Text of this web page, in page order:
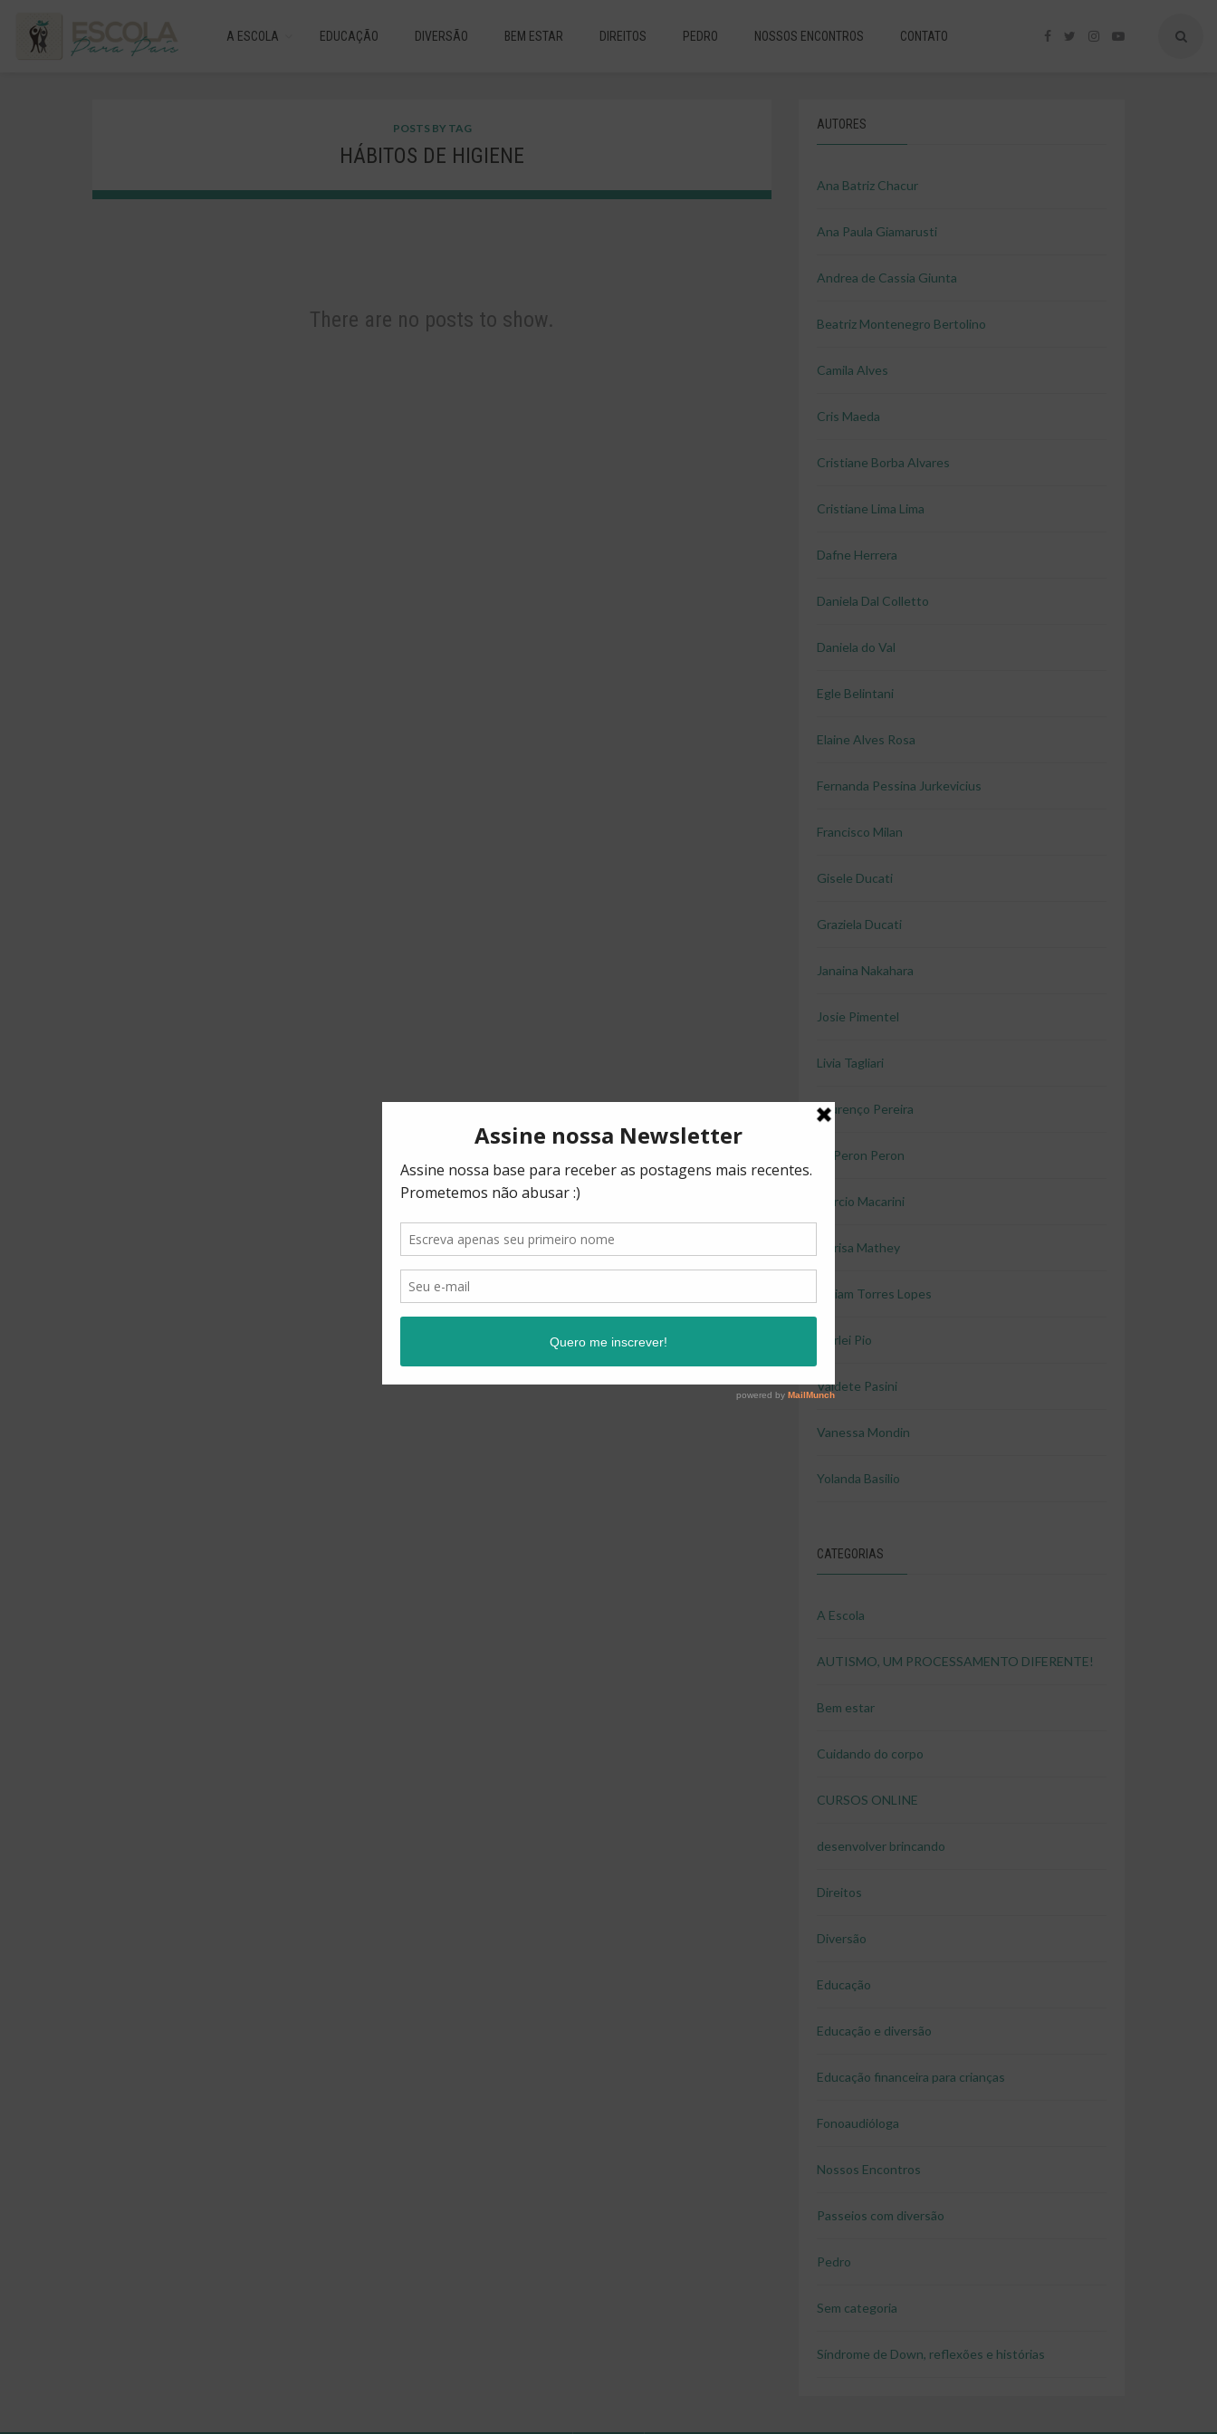
A ESCOLA EDUCAÇÃO DIVERSÃO BEM ESTAR DIREITOS PEDRO NOSSOS ENCONTROS CONTATO
POSTS BY TAG
HÁBITOS DE HIGIENE
There are no posts to show.
AUTORES
Ana Batriz Chacur
Ana Paula Giamarusti
Andrea de Cassia Giunta
Beatriz Montenegro Bertolino
Camila Alves
Cris Maeda
Cristiane Borba Alvares
Cristiane Lima Lima
Dafne Herrera
Daniela Dal Colletto
Daniela do Val
Egle Belintani
Elaine Alves Rosa
Fernanda Pessina Jurkevicius
Francisco Milan
Gisele Ducati
Graziela Ducati
Janaina Nakahara
Josie Pimentel
Livia Tagliari
Lourenço Pereira
Lu Peron Peron
Marcio Macarini
Marisa Mathey
Miriam Torres Lopes
Shirlei Pio
Valdete Pasini
Vanessa Mondin
Yolanda Basilio
CATEGORIAS
A Escola
AUTISMO, UM PROCESSAMENTO DIFERENTE!
Bem estar
Cuidando do corpo
CURSOS ONLINE
desenvolver brincando
Direitos
Diversão
Educação
Educação e diversão
Educação financeira para crianças
Fonoaudióloga
Nossos Encontros
Passeios com diversão
Pedro
Sem categoria
Síndrome de Down, reflexões e histórias